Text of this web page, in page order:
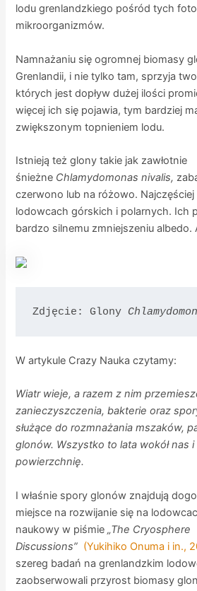
lodu grenlandzkiego pośród tych
mikroorganizmów.
Namnażaniu się ogromnej biomasy
Grenlandii, i nie tylko tam, sprzyja
których jest dopływ dużej ilości
więcej ich się pojawia, tym bardziej
zwiększonym topnieniem lodu.
Istnieją też glony takie jak zawłotnie
śnieżne Chlamydomonas nivalis,
czerwono lub na różowo.
lodowcach górskich i polarnych. Ich
bardzo silnemu zmniejszeniu albedo.
Zdjęcie: Glony
W artykule Crazy Nauka czytamy:
Wiatr wieje, a razem z nim
zanieczyszczenia, bakterie oraz
służące do rozmnażania mszaków,
glonów. Wszystko to lata wokół nas
powierzchnię.
I właśnie spory glonów znajdują
miejsce na rozwijanie się na
naukowy w piśmie„The Cryosphere
Discussions” (Yukihiko Onuma i in.,
szereg badań na grenlandzkim
zaobserwowali przyrost biomasy